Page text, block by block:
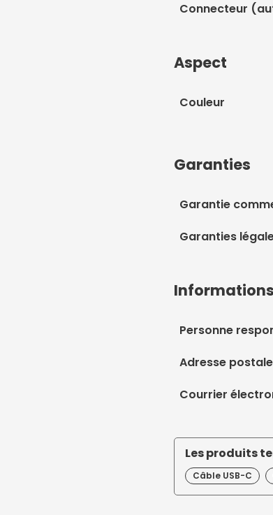
Connecteur
Aspect
Couleur
Garanties
Garantie
Garanties
Personne
Adresse postale
Courrier
Les produits
Câble USB-C